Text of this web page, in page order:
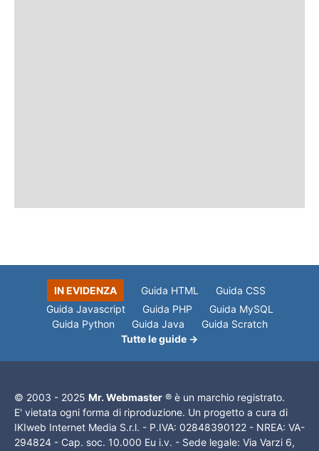
IN EVIDENZA Guida HTML
Guida CSS
Guida Javascript
Guida PHP
Guida MySQL
Guida Python
Guida Java
Guida Scratch
Tutte le guide →
© 2003 - 2025 Mr. Webmaster ® è un marchio registrato.
E' vietata ogni forma di riproduzione. Un progetto a cura di
IKIweb Internet Media S.r.l. - P.IVA: 02848390122 - NREA: VA-
294824 - Cap. soc. 10.000 Eu i.v. - Sede legale: Via Varzi 6,